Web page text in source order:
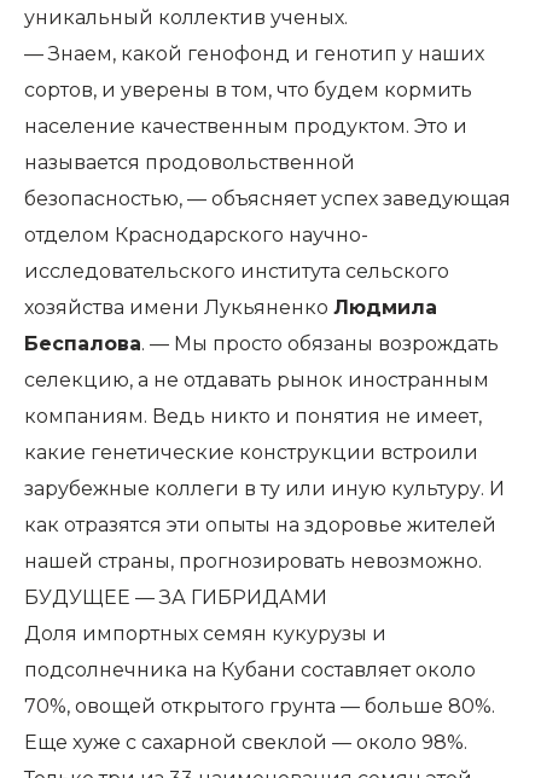
уникальный коллектив ученых.
— Знаем, какой генофонд и генотип у наших
сортов, и уверены в том, что будем кормить
население качественным продуктом. Это и
называется продовольственной
безопасностью, — объясняет успех заведующая
отделом Краснодарского научно-
исследовательского института сельского
хозяйства имени Лукьяненко Людмила
Беспалова. — Мы просто обязаны возрождать
селекцию, а не отдавать рынок иностранным
компаниям. Ведь никто и понятия не имеет,
какие генетические конструкции встроили
зарубежные коллеги в ту или иную культуру. И
как отразятся эти опыты на здоровье жителей
нашей страны, прогнозировать невозможно.
БУДУЩЕЕ — ЗА ГИБРИДАМИ
Доля импортных семян кукурузы и
подсолнечника на Кубани составляет около
70%, овощей открытого грунта — больше 80%.
Еще хуже с сахарной свеклой — около 98%.